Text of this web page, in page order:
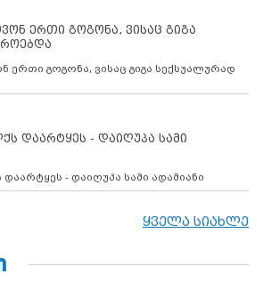
რეგიონებში, აგრძელებს მათი
და აქტიურად დგამს ნაბიჯებს მათი
ერთი გოგონა, ვისაც გიგა
ერთი გოგონა, ვისაც გიგა სექსუალურად
დაარტყეს - დაიღუპა სამი
- დაიღუპა სამი ადამიანი
ყველა სიახლე